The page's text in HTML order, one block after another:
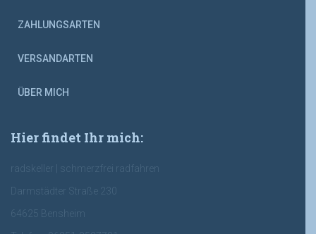
ZAHLUNGSARTEN
VERSANDARTEN
ÜBER MICH
Hier findet Ihr mich:
radskeller | schmerzfrei radfahren
Darmstädter Straße 230
64625 Bensheim